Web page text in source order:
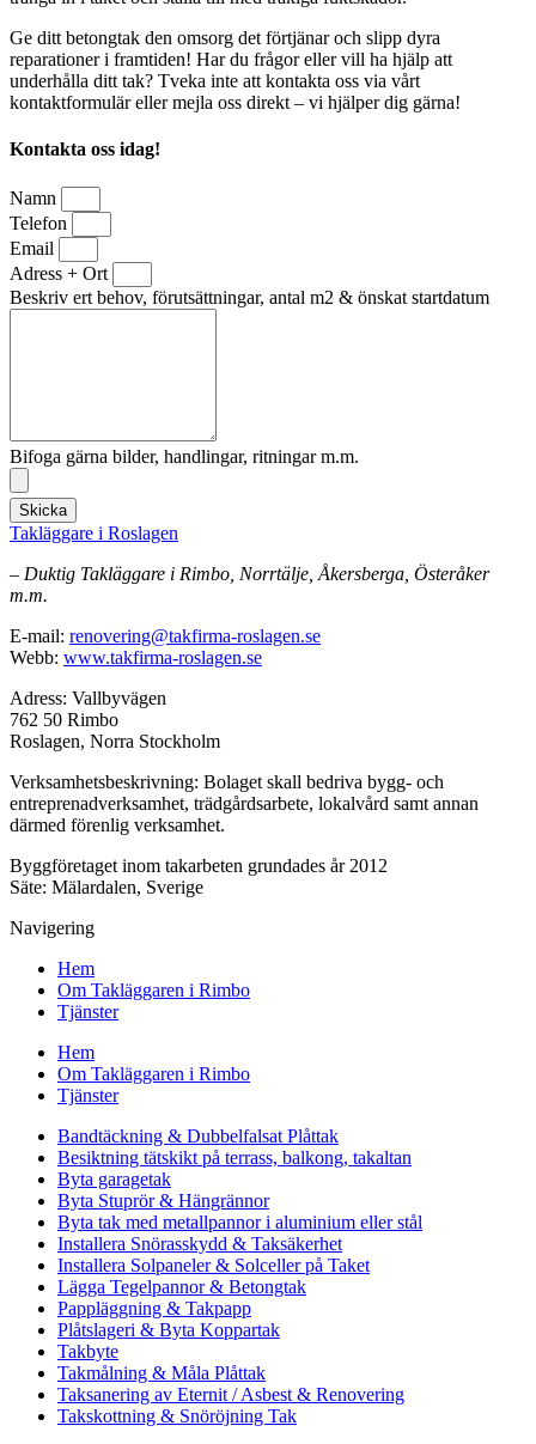
Ge ditt betongtak den omsorg det förtjänar och slipp dyra
reparationer i framtiden! Har du frågor eller vill ha hjälp att
underhålla ditt tak? Tveka inte att kontakta oss via vårt
kontaktformulär eller mejla oss direkt – vi hjälper dig gärna!
Kontakta oss idag!
Namn
Telefon
Email
Adress + Ort
Beskriv ert behov, förutsättningar, antal m2 & önskat startdatum
Bifoga gärna bilder, handlingar, ritningar m.m.
Skicka
Takläggare i Roslagen
– Duktig Takläggare i Rimbo, Norrtälje, Åkersberga, Österåker
m.m.
E-mail: renovering@takfirma-roslagen.se
Webb: www.takfirma-roslagen.se
Adress: Vallbyvägen
762 50 Rimbo
Roslagen, Norra Stockholm
Verksamhetsbeskrivning: Bolaget skall bedriva bygg- och
entreprenadverksamhet, trädgårdsarbete, lokalvård samt annan
därmed förenlig verksamhet.
Byggföretaget inom takarbeten grundades år 2012
Säte: Mälardalen, Sverige
Navigering
Hem
Om Takläggaren i Rimbo
Tjänster
Hem
Om Takläggaren i Rimbo
Tjänster
Bandtäckning & Dubbelfalsat Plåttak
Besiktning tätskikt på terrass, balkong, takaltan
Byta garagetak
Byta Stuprör & Hängrännor
Byta tak med metallpannor i aluminium eller stål
Installera Snörasskydd & Taksäkerhet
Installera Solpaneler & Solceller på Taket
Lägga Tegelpannor & Betongtak
Pappläggning & Takpapp
Plåtslageri & Byta Koppartak
Takbyte
Takmålning & Måla Plåttak
Taksanering av Eternit / Asbest & Renovering
Takskottning & Snöröjning Tak